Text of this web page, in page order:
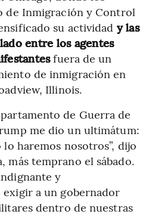
de Inmigración y Control
su actividad y las
entre los agentes
fuera de un
de inmigración en
Illinois.
de Guerra de
me dio un ultimátum:
haremos nosotros”, dijo
más temprano el sábado.
y
a un gobernador
dentro de nuestras